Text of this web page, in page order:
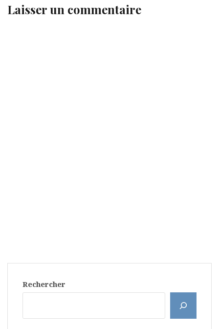
Laisser un commentaire
Rechercher